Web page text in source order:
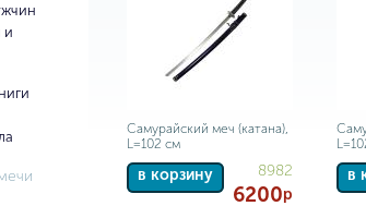
и
Самурайский меч (катана),
L=102 см
в корзину 8982
6200р
в